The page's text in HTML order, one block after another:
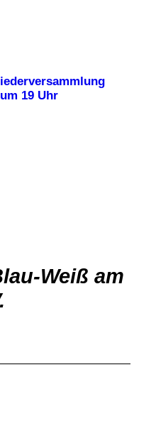
19 Uhr
Weiß am